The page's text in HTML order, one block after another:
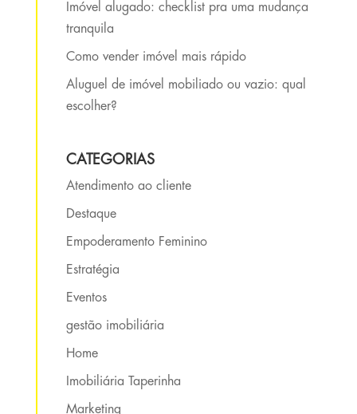
Imóvel alugado: checklist pra uma mudança
tranquila
Como vender imóvel mais rápido
Aluguel de imóvel mobiliado ou vazio: qual
escolher?
CATEGORIAS
Atendimento ao cliente
Destaque
Empoderamento Feminino
Estratégia
Eventos
gestão imobiliária
Home
Imobiliária Taperinha
Marketing